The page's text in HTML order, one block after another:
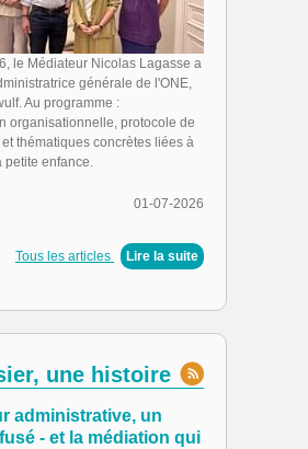
le Médiateur Nicolas Lagasse a
générale de l'ONE,
Au programme :
organisationnelle, protocole de
thématiques concrètes liées à
petite enfance.
01-07-2026
Tous les articles Lire la suite
une histoire
administrative, un
- et la médiation qui